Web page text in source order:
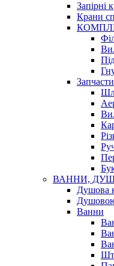
Запірні
Крани
ВАННИ,
Душова
Ванни